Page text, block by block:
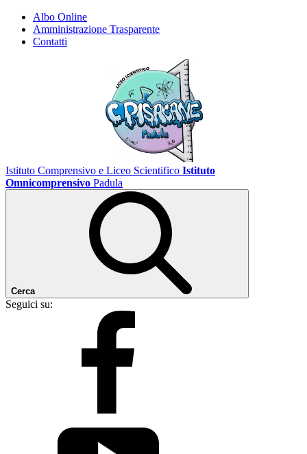
Albo Online
Amministrazione Trasparente
Contatti
Istituto Comprensivo e Liceo Scientifico Istituto
Omnicomprensivo Padula
Cerca
Seguici su: